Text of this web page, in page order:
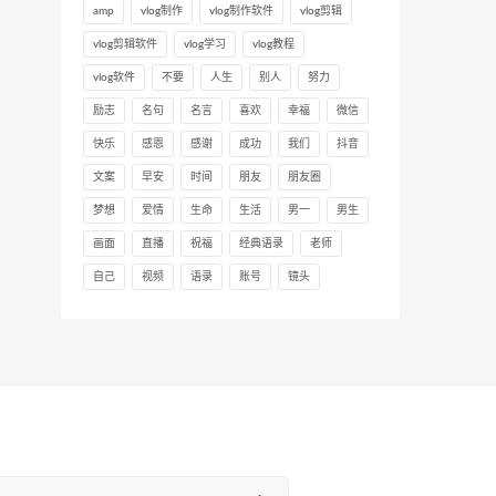
amp vlog制作 vlog制作软件 vlog剪辑
vlog剪辑软件 vlog学习 vlog教程
vlog软件 不要 人生 别人 努力
励志 名句 名言 喜欢 幸福 微信
快乐 感恩 感谢 成功 我们 抖音
文案 早安 时间 朋友 朋友圈
梦想 爱情 生命 生活 男一 男生
画面 直播 祝福 经典语录 老师
自己 视频 语录 账号 镜头